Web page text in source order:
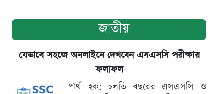
জাতীয়
যেভাবে সহজে অনলাইনে দেখবেন এসএসসি পরীক্ষার
ফলাফল
পার্থ হক: চলতি বছরের এসএসসি ও